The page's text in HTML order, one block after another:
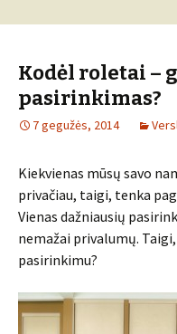
Kodėl roletai –
pasirinkimas?
7 gegužės, 2014
Kiekvienas mūsų savo
privačiau, taigi, tenka
Vienas dažniausių
nemažai privalumų.
pasirinkimu?